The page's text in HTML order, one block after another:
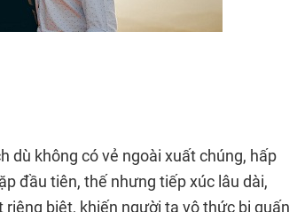
dù không có vẻ ngoài xuất chúng, hấp
đầu tiên, thế nhưng tiếp xúc lâu dài,
biệt, khiến người ta vô thức bị quấn